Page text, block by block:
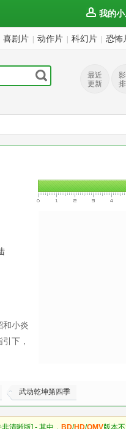
我的
喜剧片 动作片 科幻片 恐怖
最近
更新
和小炎
下，
武动乾坤第四季
非清晰版] - 其中， BD/HD/QMV版本